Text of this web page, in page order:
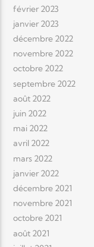
février 2023
janvier 2023
décembre 2022
novembre 2022
octobre 2022
septembre 2022
août 2022
juin 2022
mai 2022
avril 2022
mars 2022
janvier 2022
décembre 2021
novembre 2021
octobre 2021
août 2021